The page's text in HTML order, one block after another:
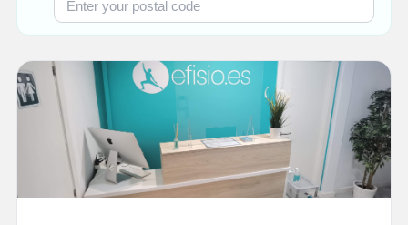
GENERAL
👩‍⚕️ Fisioterapeutas
🔍 Especialidades
💆‍♀️ Tratamientos
😓 Síntomas
📅 Pedir Cita